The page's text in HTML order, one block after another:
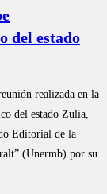
del estado
realizada en la
del estado Zulia,
Editorial de la
(Unermb) por su